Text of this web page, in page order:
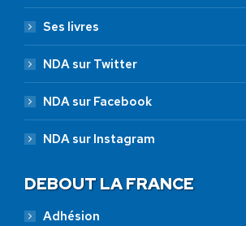
Ses livres
NDA sur Twitter
NDA sur Facebook
NDA sur Instagram
DEBOUT LA FRANCE
Adhésion